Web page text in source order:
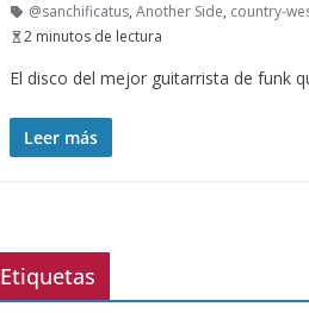
@sanchificatus, Another Side, country-
2 minutos de lectura
El disco del mejor guitarrista de funk
Leer más
Etiquetas